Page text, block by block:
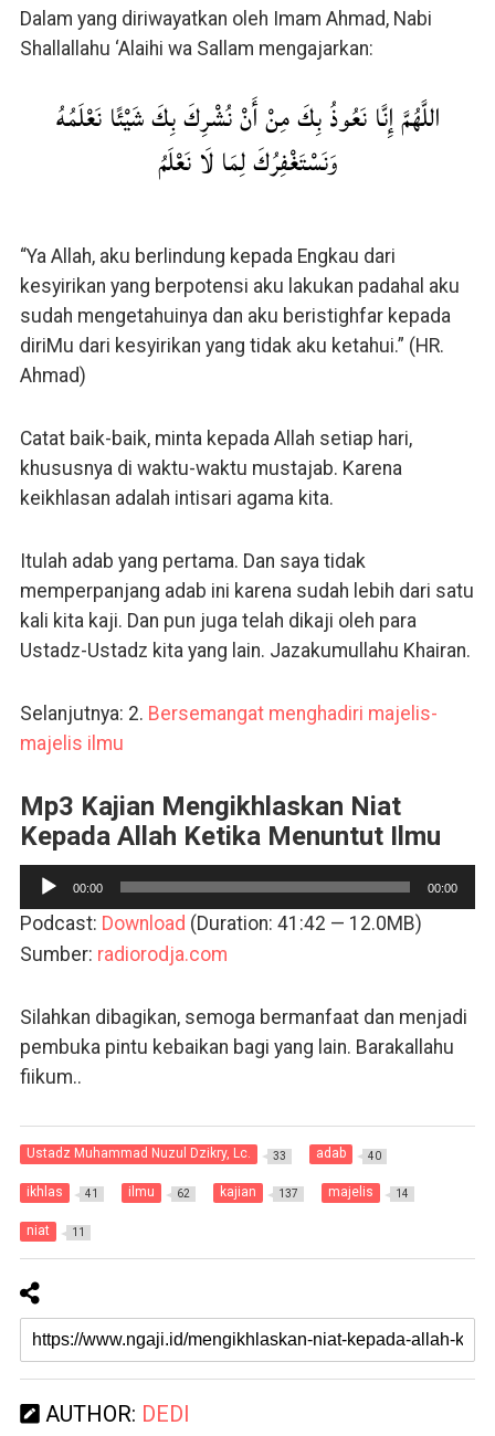
Dalam yang diriwayatkan oleh Imam Ahmad, Nabi
Shallallahu ‘Alaihi wa Sallam mengajarkan:
اللَّهُمَّ إِنَّا نَعُوذُ بِكَ مِنْ أَنْ نُشْرِكَ بِكَ شَيْئًا نَعْلَمُهُ
وَنَسْتَغْفِرُكَ لِمَا لَا نَعْلَمُ
“Ya Allah, aku berlindung kepada Engkau dari
kesyirikan yang berpotensi aku lakukan padahal aku
sudah mengetahuinya dan aku beristighfar kepada
diriMu dari kesyirikan yang tidak aku ketahui.” (HR.
Ahmad)
Catat baik-baik, minta kepada Allah setiap hari,
khususnya di waktu-waktu mustajab. Karena
keikhlasan adalah intisari agama kita.
Itulah adab yang pertama. Dan saya tidak
memperpanjang adab ini karena sudah lebih dari satu
kali kita kaji. Dan pun juga telah dikaji oleh para
Ustadz-Ustadz kita yang lain. Jazakumullahu Khairan.
Selanjutnya: 2. Bersemangat menghadiri majelis-
majelis ilmu
Mp3 Kajian Mengikhlaskan Niat
Kepada Allah Ketika Menuntut Ilmu
Pemutar
Audio
00:00 00:00
Podcast: Download (Duration: 41:42 — 12.0MB)
Sumber: radiorodja.com
Silahkan dibagikan, semoga bermanfaat dan menjadi
pembuka pintu kebaikan bagi yang lain. Barakallahu
fiikum..
Ustadz Muhammad Nuzul Dzikry, Lc. 33 adab 40
ikhlas 41 ilmu 62 kajian 137 majelis 14
niat 11
AUTHOR: DEDI